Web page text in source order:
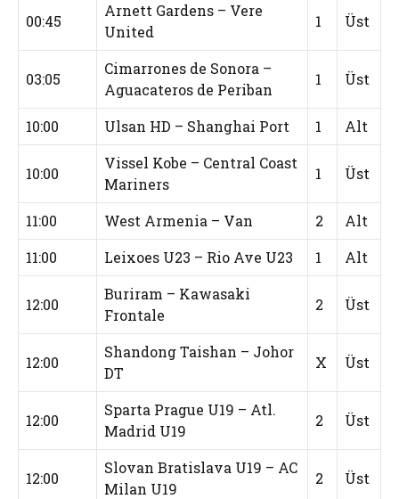
00:45
Arnett Gardens – Vere
United
1 Üst
03:05
Cimarrones de Sonora –
Aguacateros de Periban
1 Üst
10:00 Ulsan HD – Shanghai Port 1 Alt
10:00
Vissel Kobe – Central Coast
Mariners
1 Üst
11:00 West Armenia – Van 2
Alt
11:00
Leixoes U23 – Rio Ave U23 1 Alt
12:00
Buriram – Kawasaki
Frontale
2 Üst
12:00
Shandong Taishan – Johor
DT
X Üst
12:00
Sparta Prague U19 – Atl.
Madrid U19
2 Üst
12:00
Slovan Bratislava U19 – AC
Milan U19
2 Üst